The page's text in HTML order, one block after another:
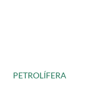
PETROLÍFERA